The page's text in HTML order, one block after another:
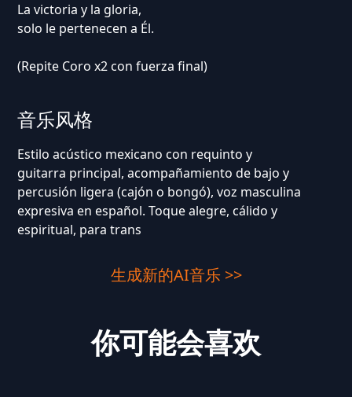
La victoria y la gloria,
solo le pertenecen a Él.
(Repite Coro x2 con fuerza final)
音乐风格
Estilo acústico mexicano con requinto y
guitarra principal, acompañamiento de bajo y
percusión ligera (cajón o bongó), voz masculina
expresiva en español. Toque alegre, cálido y
espiritual, para trans
生成新的AI音乐 >>
你可能会喜欢